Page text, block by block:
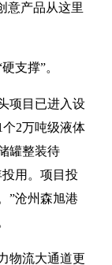
意产品从这里
支撑”。
项目已进入设
2万吨级液体
罐整装待
用。项目投
”沧州森旭港
物流大通道更